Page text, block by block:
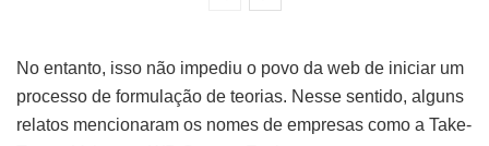
No entanto, isso não impediu o povo da web de iniciar um
processo de formulação de teorias. Nesse sentido, alguns
relatos mencionaram os nomes de empresas como a Take-